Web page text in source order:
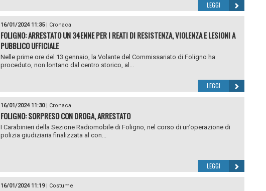
LEGGI
16/01/2024 11:35| Cronaca
FOLIGNO: ARRESTATO UN 34ENNE PER I REATI DI RESISTENZA, VIOLENZA E LESIONI A
PUBBLICO UFFICIALE
Nelle prime ore del 13 gennaio, la Volante del Commissariato di Foligno ha
proceduto, non lontano dal centro storico, al...
LEGGI
16/01/2024 11:30| Cronaca
FOLIGNO: SORPRESO CON DROGA, ARRESTATO
I Carabinieri della Sezione Radiomobile di Foligno, nel corso di un’operazione di
polizia giudiziaria finalizzata al con...
LEGGI
16/01/2024 11:19| Costume